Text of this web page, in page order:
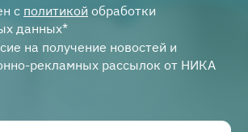
с политикой обработки
данных*
на получение новостей и
рекламных рассылок от НИКА